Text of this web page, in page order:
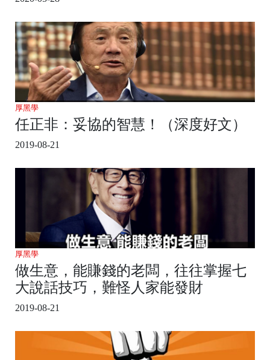
厚黑學
任正非：妥協的智慧！（深度好文）
2019-08-21
厚黑學
做生意，能賺錢的老闆，往往掌握七
大說話技巧，難怪人家能發財
2019-08-21